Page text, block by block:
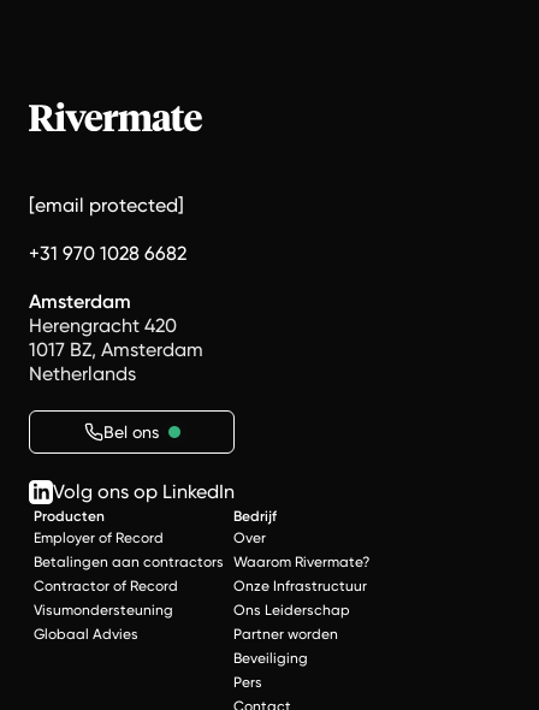
[email protected]
+31 970 1028 6682
Amsterdam
Herengracht 420
1017 BZ, Amsterdam
Netherlands
Bel ons
Volg ons op LinkedIn
Producten
Employer of Record
Betalingen aan contractors
Contractor of Record
Visumondersteuning
Globaal Advies
Bedrijf
Over
Waarom Rivermate?
Onze Infrastructuur
Ons Leiderschap
Partner worden
Beveiliging
Pers
Contact